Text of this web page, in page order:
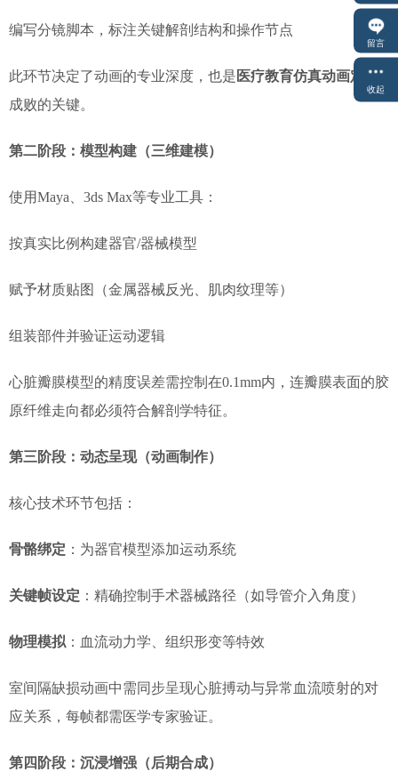
编写分镜脚本，标注关键解剖结构和操作节点
此环节决定了动画的专业深度，也是 医疗教育仿真动画定制
成败的关键。
第二阶段：模型构建（三维建模）
使用Maya、3ds Max等专业工具：
按真实比例构建器官/器械模型
赋予材质贴图（金属器械反光、肌肉纹理等）
组装部件并验证运动逻辑
心脏瓣膜模型的精度误差需控制在0.1mm内，连瓣膜表面的胶
原纤维走向都必须符合解剖学特征。
第三阶段：动态呈现（动画制作）
核心技术环节包括：
骨骼绑定 ：为器官模型添加运动系统
关键帧设定 ：精确控制手术器械路径（如导管介入角度）
物理模拟 ：血流动力学、组织形变等特效
室间隔缺损动画中需同步呈现心脏搏动与异常血流喷射的对
应关系，每帧都需医学专家验证。
第四阶段：沉浸增强（后期合成）
留言
收起